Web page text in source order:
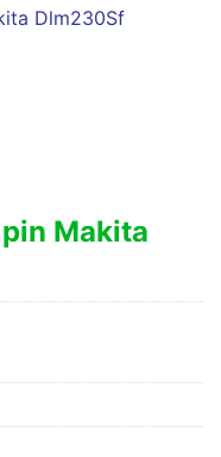
Makita